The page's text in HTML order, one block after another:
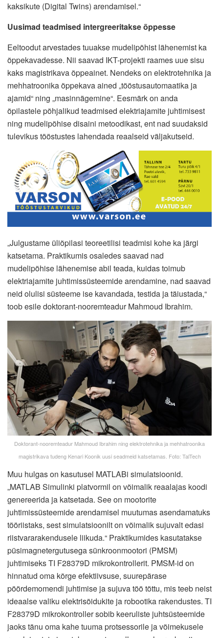
kaksikute (Digital Twins) arendamisel.“
Uusimad teadmised intergreeritakse õppesse
Eeltoodut arvestades tuuakse mudelipõhist lähenemist ka
õppekavadesse. Nii saavad IKT-projekti raames uue sisu
kaks magistrikava õppeainet. Nendeks on elektrotehnika ja
mehhatroonika õppekava ained „tööstusautomaatika ja
ajamid“ ning „masinnägemine“. Eesmärk on anda
õpilastele põhjalikud teadmised elektriajamite juhtimisest
ning mudelipõhise disaini metoodikast, ent nad suudaksid
tulevikus tööstustes lahendada reaalseid väljakutseid.
„Julgustame üliõpilasi teoreetilisi teadmisi kohe ka järgi
katsetama. Praktikumis osaledes saavad nad
mudelipõhise lähenemise abil teada, kuidas toimub
elektriajamite juhtimissüsteemide arendamine, nad saavad
neid olulisi süsteeme ise kavandada, testida ja täiustada,“
toob esile doktorant-nooremteadur Mahmoud Ibrahim.
Doktorant-nooremteadur Mahmoud Ibrahim ning elektrotehnika ja mehhatroonika
magistrikava tudeng Kenari Koonik uusi seadmeid katsetamas. Foto: TalTech
Muu hulgas on kasutusel MATLABi simulatsioonid.
„MATLAB Simulinki platvormil on võimalik reaalajas koodi
genereerida ja katsetada. See on mootorite
juhtimissüsteemide arendamisel muutumas asendamatuks
tööriistaks, sest simulatsioonilt on võimalik sujuvalt edasi
riistvararakendusele liikuda.“ Praktikumides kasutatakse
püsimagnetergutusega sünkroonmootori (PMSM)
juhtimiseks TI F28379D mikrokontrollerit. PMSM-id on
hinnatud oma kõrge efektiivsuse, suurepärase
pöördemomendi juhtimise ja sujuva töö tõttu, mis teeb neist
ideaalse valiku elektrisõidukite ja robootika rakendustes. TI
F28379D mikrokontroller sobib keeruliste juhtsüsteemide
jaoks tänu oma kahe tuuma protsessorile ja võimekusele